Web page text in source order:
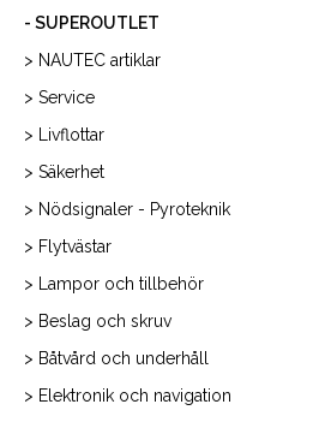
- SUPEROUTLET
> NAUTEC artiklar
> Service
> Livflottar
> Säkerhet
> Nödsignaler - Pyroteknik
> Flytvästar
> Lampor och tillbehör
> Beslag och skruv
> Båtvård och underhåll
> Elektronik och navigation